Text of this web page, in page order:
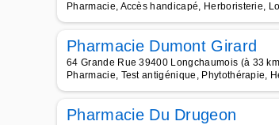
Pharmacie, Accès handicapé, Herboristerie,
Pharmacie Dumont Girard
64 Grande Rue 39400 Longchaumois (à 33
Pharmacie, Test antigénique, Phytothérapie,
Pharmacie Du Drugeon